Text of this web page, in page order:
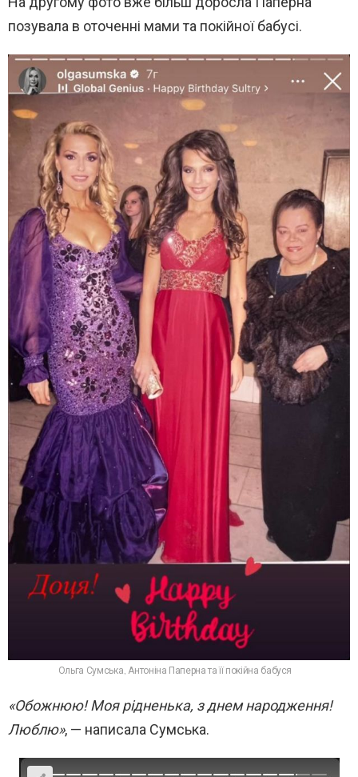
позувала в оточенні мами та покійної бабусі.
Ольга Сумська, Антоніна Паперна та її покійна бабуся
«Обожнюю! Моя рідненька, з днем народження!
Люблю», — написала Сумська.